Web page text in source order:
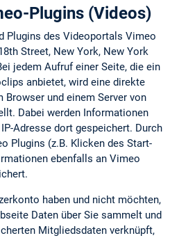
Plugins (Videos)
Plugins des Videoportals Vimeo
Street, New York, New York
jedem Aufruf einer Seite, die ein
anbietet, wird eine direkte
Browser und einem Server von
Dabei werden Informationen
Adresse dort gespeichert. Durch
Plugins (z.B. Klicken des Start-
ebenfalls an Vimeo
haben und nicht möchten,
Daten über Sie sammelt und
Mitgliedsdaten verknüpft,